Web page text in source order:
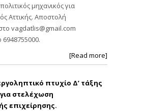
μηχανικός για
Αττικής. Αποστολή
vagdatlis@gmail.com
[Read more]
πτυχίο Δ’ τάξης
στελέχωση
επιχείρησης.